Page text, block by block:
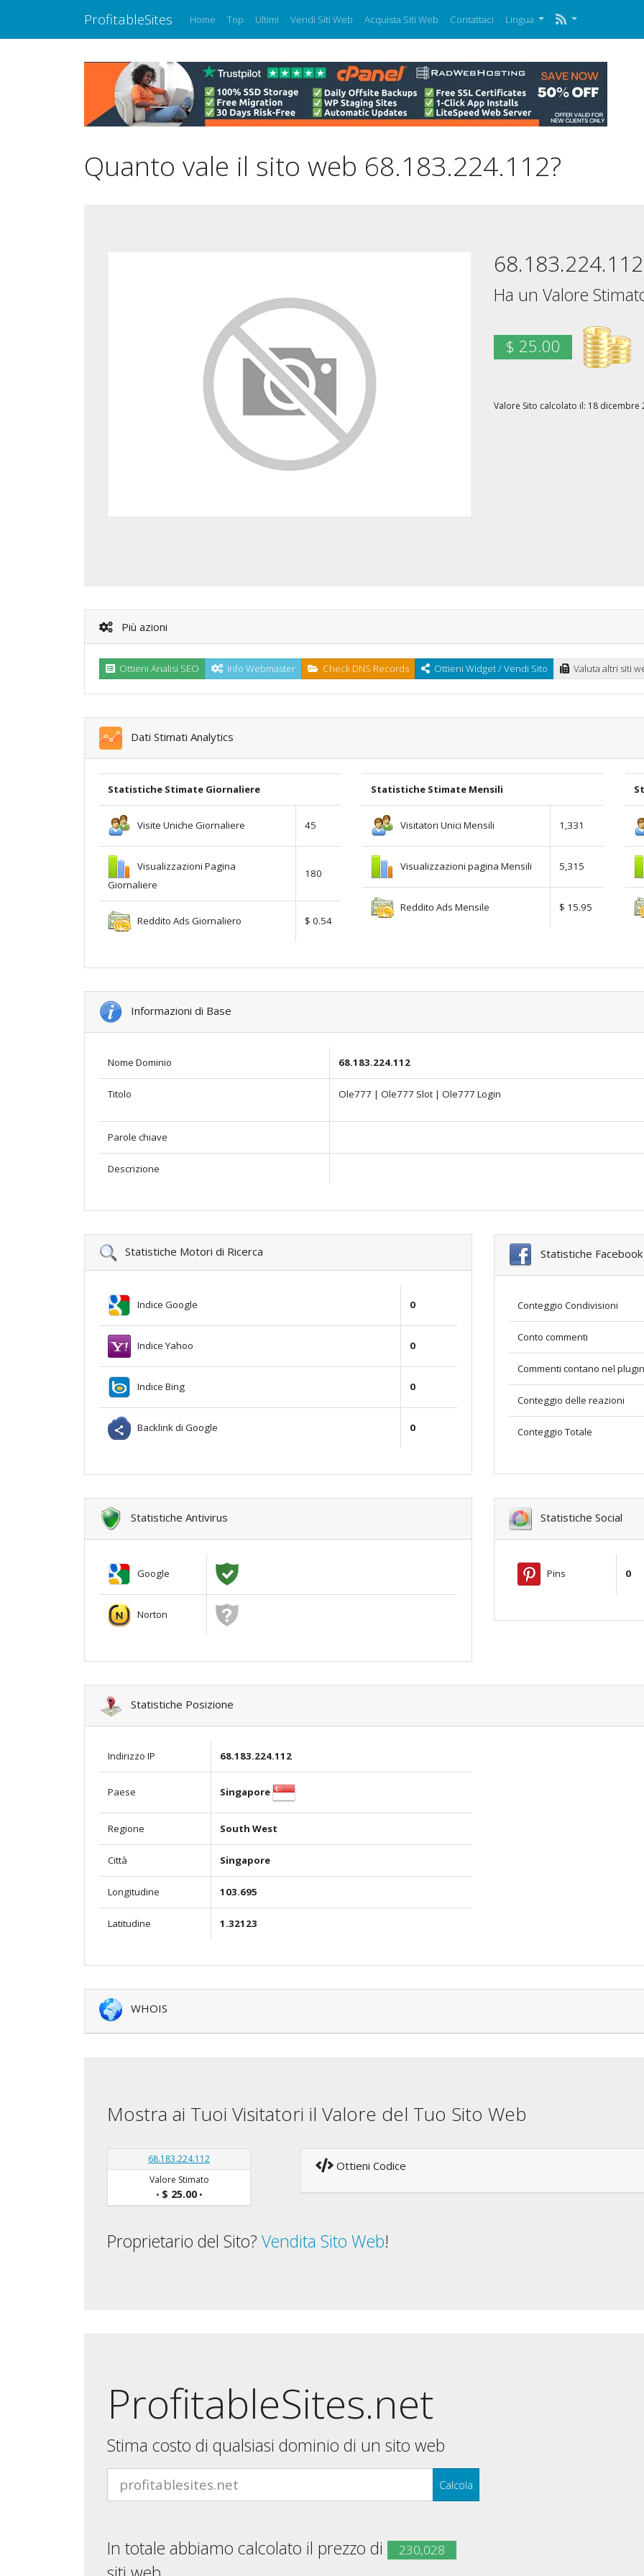
ProfitableSites Home Top Ultimi Vendi Siti Web Acquista Siti Web Contattaci Lingua
Quanto vale il sito web 68.183.224.112?
68.183.224.112
Ha un Valore
$ 25.00
Valore Sito calcolato il: 18 dicembre
Più azioni
Ottieni Analisi SEO Info Webmaster Check DNS Records Ottieni Widget / Vendi Sito Valuta altri siti
Dati Stimati Analytics
Statistiche Stimate Giornaliere
Visite Uniche Giornaliere 45
Visualizzazioni Pagina
Giornaliere
180
Reddito Ads Giornaliero $ 0.54
Statistiche Stimate Mensili
Visitatori Unici Mensili 1,331
Visualizzazioni pagina Mensili 5,315
Reddito Ads Mensile $ 15.95
Informazioni di Base
Nome Dominio 68.183.224.112
Titolo Ole777 | Ole777 Slot | Ole777 Login
Parole chiave
Descrizione
Statistiche Motori di Ricerca
Indice Google 0
Indice Yahoo 0
Indice Bing 0
Backlink di Google 0
Statistiche Facebook
Conteggio Condivisioni
Conto commenti
Commenti contano nel plugin
Conteggio delle reazioni
Conteggio Totale
Statistiche Antivirus
Google
Norton
Statistiche Social
Pins 0
Statistiche Posizione
Indirizzo IP 68.183.224.112
Paese Singapore
Regione South West
Città Singapore
Longitudine 103.695
Latitudine 1.32123
WHOIS
Mostra ai Tuoi Visitatori il Valore del Tuo Sito Web
68.183.224.112
Valore Stimato
• $ 25.00•
Ottieni Codice
Proprietario del Sito? Vendita Sito Web!
ProfitableSites.net
Stima costo di qualsiasi dominio di un sito web
Calcola
In totale abbiamo calcolato il prezzo di 230,028